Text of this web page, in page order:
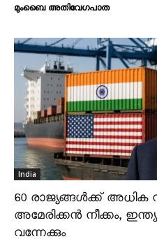
മുംബൈ അതിവേഗപാത
India
60 രാജ്യങ്ങൾക്ക് അധിക
അമേരിക്കൻ നീക്കം,
വന്നേക്കും